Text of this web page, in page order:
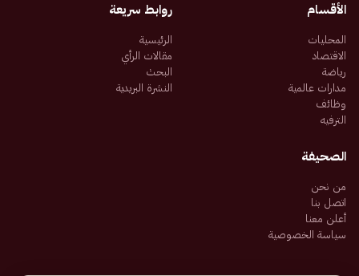
الأقسام
المحليات
الاقتصاد
رياضة
مدارات عالمية
وظائف
الترفيه
روابط سريعة
الرئيسية
مقالات الرأي
البحث
النشرة البريدية
الصحيفة
من نحن
اتصل بنا
أعلن معنا
سياسة الخصوصية